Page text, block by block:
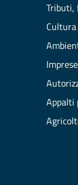
Tributi,
Appalti